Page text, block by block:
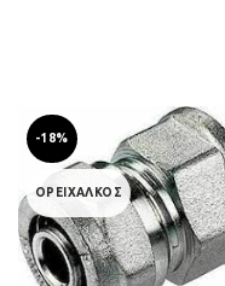
-18%
ΟΡΕΙΧΑΛΚΟΣ